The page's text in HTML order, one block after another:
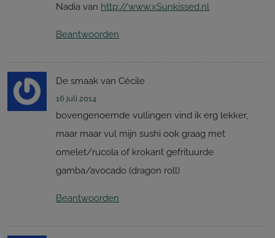
Nadia van http://www.xSunkissed.nl
Beantwoorden
De smaak van Cécile
16 juli 2014
bovengenoemde vullingen vind ik erg lekker,
maar maar vul mijn sushi ook graag met
omelet/rucola of krokant gefrituurde
gamba/avocado (dragon roll)
Beantwoorden